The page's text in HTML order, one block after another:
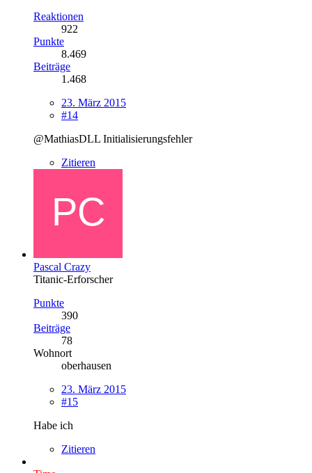
Reaktionen
922
Punkte
8.469
Beiträge
1.468
23. März 2015
#14
@MathiasDLL Initialisierungsfehler
Zitieren
Pascal Crazy
Titanic-Erforscher
Punkte
390
Beiträge
78
Wohnort
oberhausen
23. März 2015
#15
Habe ich
Zitieren